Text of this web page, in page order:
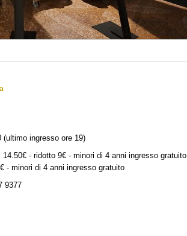
ingresso ore 19)
14.50€ - ridotto 9€ - minori di 4 anni ingresso gratuito
- minori di 4 anni ingresso gratuito
9377